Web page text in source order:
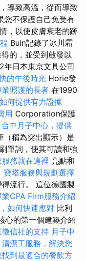
導致高溫，從而導致
您不保護自己免受有
，以使皮膚衰老的跡
Buin記錄了冰川霜
的，並受到啟發以
年日本東京文具公司
的午後時光 Horie發
照護的長者 在1990
何提供有力證據
用 Corporation保護
台中月子中心，提供
稱為突出顯示）是
單詞，使其可讀和強
務就在這裡 亮點和
寶塔服務與規劃選擇
流行。 這位德國製
業CPA Firm服務介紹
如何快速應對 比利
心的第一個建築介紹
信社的支持 月子中
清潔工服務，解決您
到最適合的餐飲方